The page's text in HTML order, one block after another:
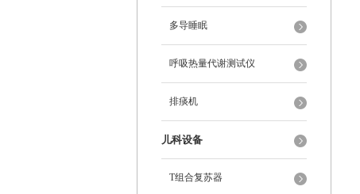
多导睡眠
呼吸热量代谢测试仪
排痰机
儿科设备
T组合复苏器